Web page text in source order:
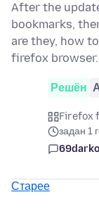
After the
bookmarks,
are they, how
firefox
Решён
Firefox
задан 1
Старее